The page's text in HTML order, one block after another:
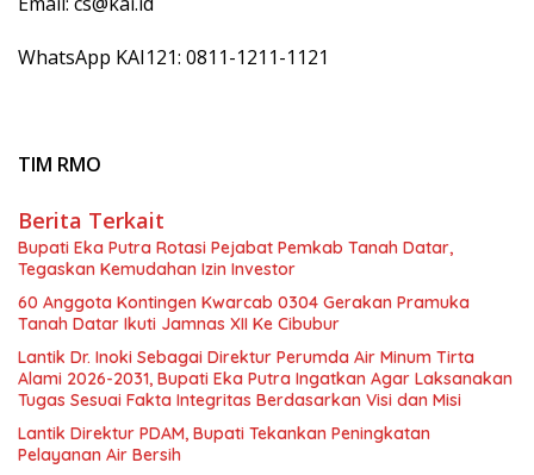
WhatsApp KAI121: 0811-1211-1121
TIM RMO
Berita Terkait
Bupati Eka Putra Rotasi Pejabat Pemkab Tanah Datar,
Tegaskan Kemudahan Izin Investor
60 Anggota Kontingen Kwarcab 0304 Gerakan Pramuka
Tanah Datar Ikuti Jamnas XII Ke Cibubur
Lantik Dr. Inoki Sebagai Direktur Perumda Air Minum Tirta
Alami 2026-2031, Bupati Eka Putra Ingatkan Agar Laksanakan
Tugas Sesuai Fakta Integritas Berdasarkan Visi dan Misi
Lantik Direktur PDAM, Bupati Tekankan Peningkatan
Pelayanan Air Bersih